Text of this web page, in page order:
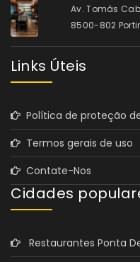
Av. Tomás
8500-802
Links Úteis
Política de proteção
Termos gerais de uso
Contate-Nos
Cidades
Restaurantes Ponta